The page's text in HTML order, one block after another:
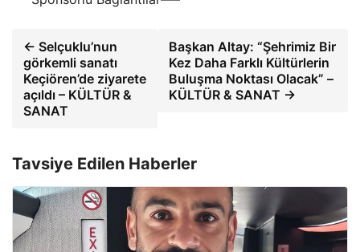
← Selçuklu’nun
görkemli sanatı
Keçiören’de ziyarete
açıldı – KÜLTÜR &
SANAT
Başkan Altay: “Şehrimiz Bir
Kez Daha Farklı Kültürlerin
Buluşma Noktası Olacak” –
KÜLTÜR & SANAT →
Tavsiye Edilen Haberler